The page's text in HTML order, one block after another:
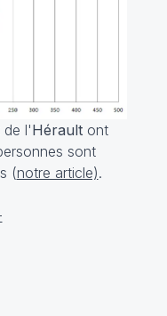
de l'Héraultont
sont
(notre article).